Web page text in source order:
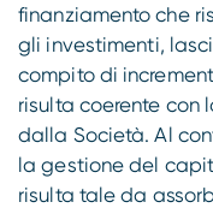
finanziamento che
gli investimenti,
compito di
risulta coerente con
dalla Società. Al
la gestione del
risulta tale da